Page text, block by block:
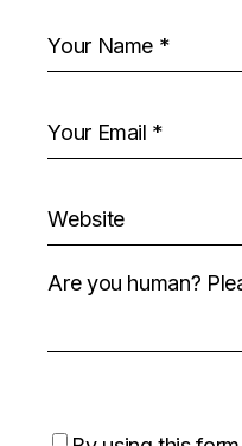
Are you human?